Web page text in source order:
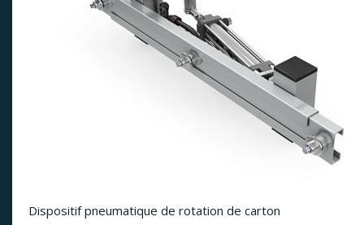
Dispositif pneumatique de rotation de carton